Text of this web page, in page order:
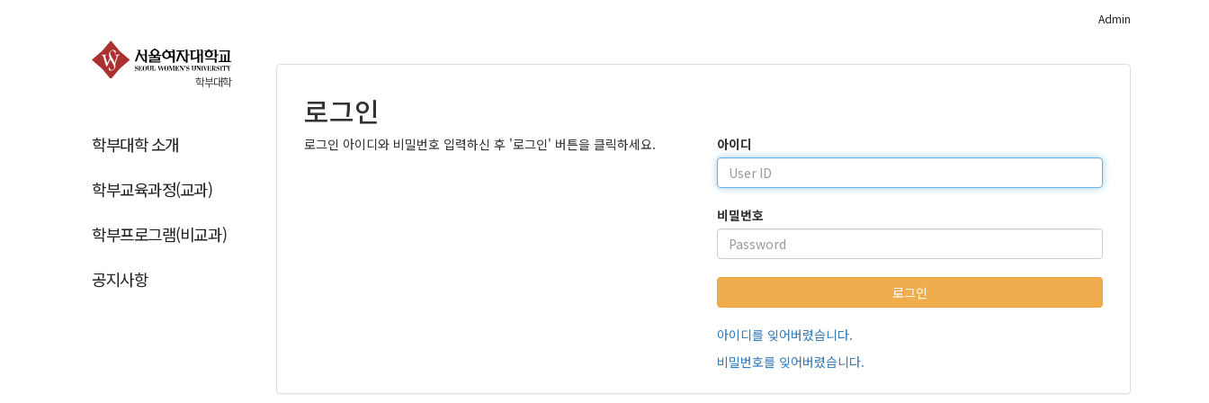
학부대학
학부대학 소개
학부교육과정(교과)
학부프로그램(비교과)
공지사항
Admin
로그인
로그인 아이디와 비밀번호 입력하신 후 '로그인' 버튼을 클릭하세요. 아이디
비밀번호
로그인
아이디를 잊어버렸습니다.
비밀번호를 잊어버렸습니다.